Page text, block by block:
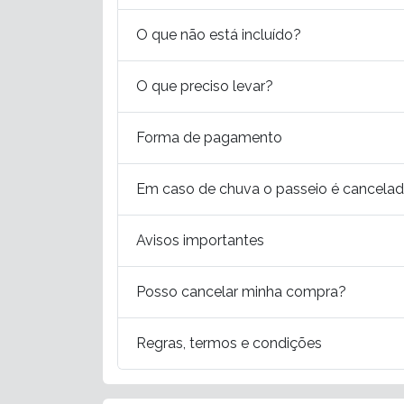
O que não está incluído?
O que preciso levar?
Forma de pagamento
Em caso de chuva o passeio é
Avisos importantes
Posso cancelar minha compra?
Regras, termos e condições